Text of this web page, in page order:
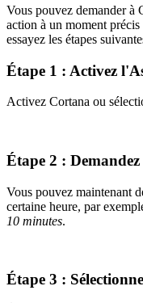
Vous pouvez demander à
action à un moment
essayez les étapes
Étape 1 : Activez
Activez Cortana ou
Étape 2 :
Vous pouvez maintenant
certaine heure, par
10 minutes.
Étape 3 :